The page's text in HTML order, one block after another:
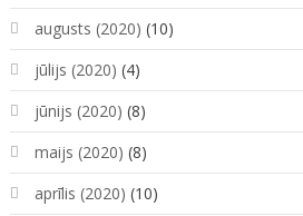
augusts (2020) (10)
jūlijs (2020) (4)
jūnijs (2020) (8)
maijs (2020) (8)
aprīlis (2020) (10)